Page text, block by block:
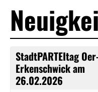
StadtPARTEItag
Erkenschwick am
26.02.2026